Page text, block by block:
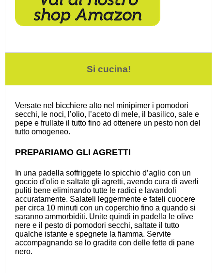
Si cucina!
Versate nel bicchiere alto nel minipimer i pomodori
secchi, le noci, l’olio, l’aceto di mele, il basilico, sale e
pepe e frullate il tutto fino ad ottenere un pesto non del
tutto omogeneo.
PREPARIAMO GLI AGRETTI
In una padella soffriggete lo spicchio d’aglio con un
goccio d’olio e saltate gli agretti, avendo cura di averli
puliti bene eliminando tutte le radici e lavandoli
accuratamente. Salateli leggermente e fateli cuocere
per circa 10 minuti con un coperchio fino a quando si
saranno ammorbiditi. Unite quindi in padella le olive
nere e il pesto di pomodori secchi, saltate il tutto
qualche istante e spegnete la fiamma. Servite
accompagnando se lo gradite con delle fette di pane
nero.